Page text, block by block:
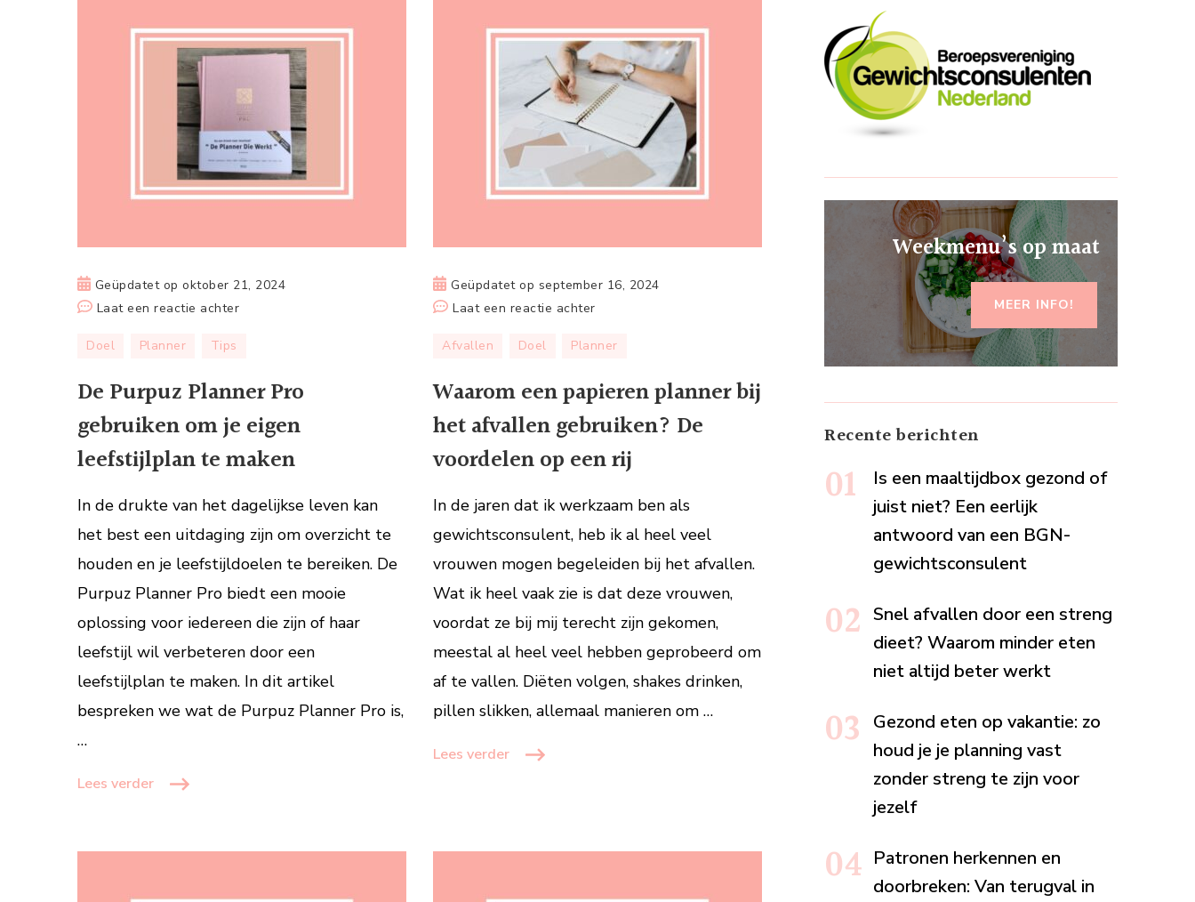
Geüpdatet opoktober 21, 2024
Laat een reactie achterop
Pro
gebruiken
je
leefstijlplan
te
maken
Doel Planner Tips
De Purpuz Planner Pro
gebruiken om je eigen
leefstijlplan te maken
In de drukte van het dagelijkse leven kan
het best een uitdaging zijn om overzicht te
houden en je leefstijldoelen te bereiken. De
Purpuz Planner Pro biedt een mooie
oplossing voor iedereen die zijn of haar
leefstijl wil verbeteren door een
leefstijlplan te maken. In dit artikel
bespreken we wat de Purpuz Planner Pro is,
…
Lees verder
Geüpdatet op september 16, 2024
Laat een reactie achterop
een
planner
bij
afvallen
De
voordelen
op
een
Afvallen Doel Planner
Waarom een papieren planner bij
het afvallen gebruiken? De
voordelen op een rij
In de jaren dat ik werkzaam ben als
gewichtsconsulent, heb ik al heel veel
vrouwen mogen begeleiden bij het afvallen.
Wat ik heel vaak zie is dat deze vrouwen,
voordat ze bij mij terecht zijn gekomen,
meestal al heel veel hebben geprobeerd om
af te vallen. Diëten volgen, shakes drinken,
pillen slikken, allemaal manieren om …
Lees verder
Weekmenu’s op maat
MEER INFO!
Recente berichten
Is een maaltijdbox gezond of
juist niet? Een eerlijk
antwoord van een BGN-
gewichtsconsulent
Snel afvallen door een streng
dieet? Waarom minder eten
niet altijd beter werkt
Gezond eten op vakantie: zo
houd je je planning vast
zonder streng te zijn voor
jezelf
Patronen herkennen en
doorbreken: Van terugval in